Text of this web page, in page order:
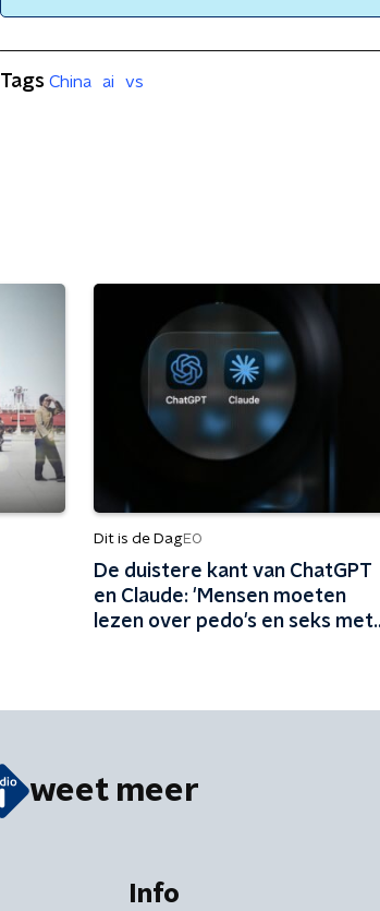
Tags China ai vs
Dit is de DagEO
De duistere kant van ChatGPT
en Claude: 'Mensen moeten
lezen over pedo's en seks met
weet meer
Info